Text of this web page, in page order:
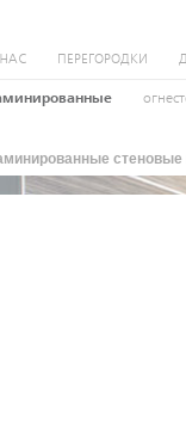
ПЕРЕГОРОДКИ
стеновые